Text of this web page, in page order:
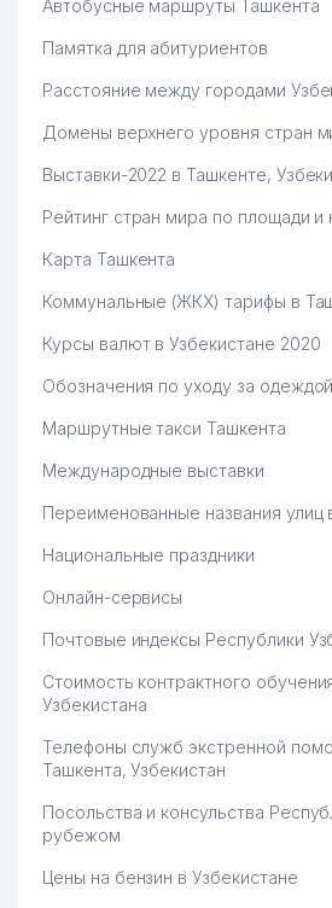
Автобусные маршруты Ташкента
Памятка для абитуриентов
Расстояние между городами
Домены верхнего уровня стран
Выставки-2022 в Ташкенте,
Рейтинг стран мира по площади
Карта Ташкента
Коммунальные (ЖКХ) тарифы в
Курсы валют в Узбекистане 2020
Обозначения по уходу за одеждой
Маршрутные такси Ташкента
Международные выставки
Переименованные названия улиц
Национальные праздники
Онлайн-сервисы
Почтовые индексы Республики
Стоимость контрактного
Узбекистана
Телефоны служб экстренной
Ташкента, Узбекистан
Посольства и консульства
рубежом
Цены на бензин в Узбекистане